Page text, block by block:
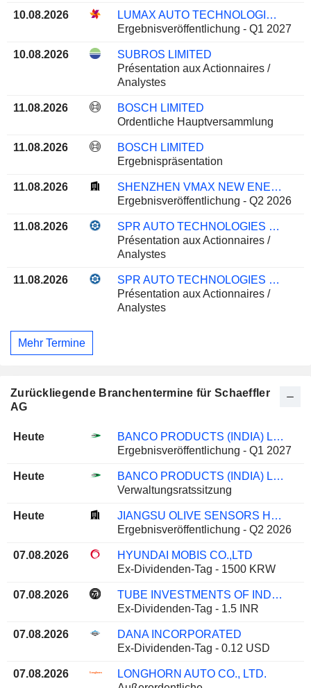
10.08.2026
LUMAX AUTO TECHNOLOGIES LIMITED
Ergebnisveröffentlichung - Q1 2027
10.08.2026
SUBROS LIMITED
Présentation aux Actionnaires /
Analystes
11.08.2026
BOSCH LIMITED
Ordentliche Hauptversammlung
11.08.2026
BOSCH LIMITED
Ergebnispräsentation
11.08.2026
SHENZHEN VMAX NEW ENERGY CO., LTD.
Ergebnisveröffentlichung - Q2 2026
11.08.2026
SPR AUTO TECHNOLOGIES LIMITED
Présentation aux Actionnaires /
Analystes
11.08.2026
SPR AUTO TECHNOLOGIES LIMITED
Présentation aux Actionnaires /
Analystes
Mehr Termine
Zurückliegende Branchentermine für Schaeffler
AG
Heute
BANCO PRODUCTS (INDIA) LIMITED
Ergebnisveröffentlichung - Q1 2027
Heute
BANCO PRODUCTS (INDIA) LIMITED
Verwaltungsratssitzung
Heute
JIANGSU OLIVE SENSORS HIGH-TECH CO., LTD.
Ergebnisveröffentlichung - Q2 2026
07.08.2026
HYUNDAI MOBIS CO.,LTD
Ex-Dividenden-Tag - 1500 KRW
07.08.2026
TUBE INVESTMENTS OF INDIA LIMITED
Ex-Dividenden-Tag - 1.5 INR
07.08.2026
DANA INCORPORATED
Ex-Dividenden-Tag - 0.12 USD
07.08.2026
LONGHORN AUTO CO., LTD.